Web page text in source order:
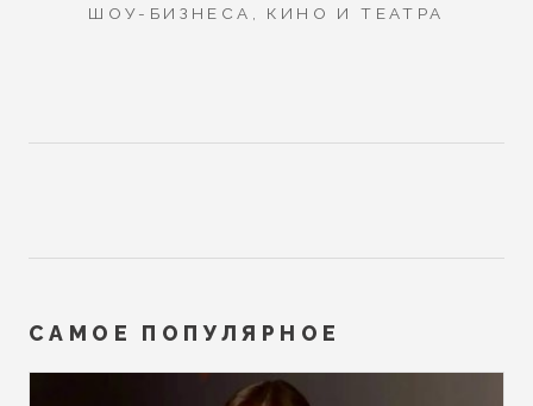
ШОУ-БИЗНЕСА, КИНО И ТЕАТРА
САМОЕ ПОПУЛЯРНОЕ